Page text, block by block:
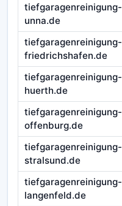
tiefgaragenreinigung-
unna.de
tiefgaragenreinigung-
friedrichshafen.de
tiefgaragenreinigung-
huerth.de
tiefgaragenreinigung-
offenburg.de
tiefgaragenreinigung-
stralsund.de
tiefgaragenreinigung-
langenfeld.de